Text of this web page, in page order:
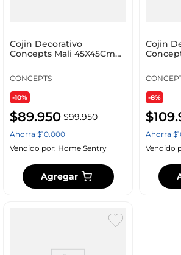
Cojin Decorativo
Concepts Mali 45X45Cm
CONCEPTS
-10%
$89.950 $99.950
Ahorra $10.000
Vendido por: Home Sentry
Agregar
Cojin
-8%
$109.
Ahorra $
Vendido